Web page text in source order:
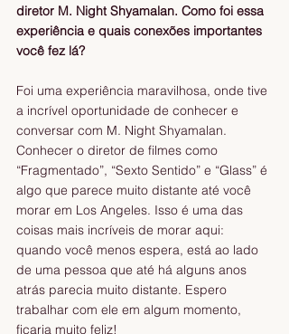
diretor M. Night Shyamalan. Como foi essa
experiência e quais conexões importantes
você fez lá?
Foi uma experiência maravilhosa, onde tive
a incrível oportunidade de conhecer e
conversar com M. Night Shyamalan.
Conhecer o diretor de filmes como
“Fragmentado”, “Sexto Sentido” e “Glass” é
algo que parece muito distante até você
morar em Los Angeles. Isso é uma das
coisas mais incríveis de morar aqui:
quando você menos espera, está ao lado
de uma pessoa que até há alguns anos
atrás parecia muito distante. Espero
trabalhar com ele em algum momento,
ficaria muito feliz!